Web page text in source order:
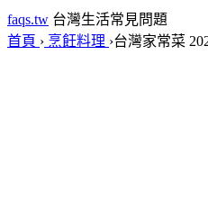
faqs.tw 台灣生活常見問題
首頁 › 烹飪料理 ›台灣家常菜